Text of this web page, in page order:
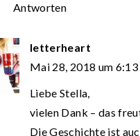
Antworten
letterheart
Mai 28, 2018 um 6:13
Liebe Stella,
vielen Dank – das
Die Geschichte ist